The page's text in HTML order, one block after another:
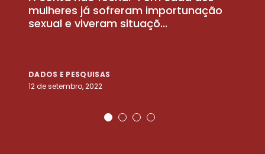
mulheres já sofreram importunação
sexual e viveram situaçõ...
DADOS E PESQUISAS
12 de setembro, 2022